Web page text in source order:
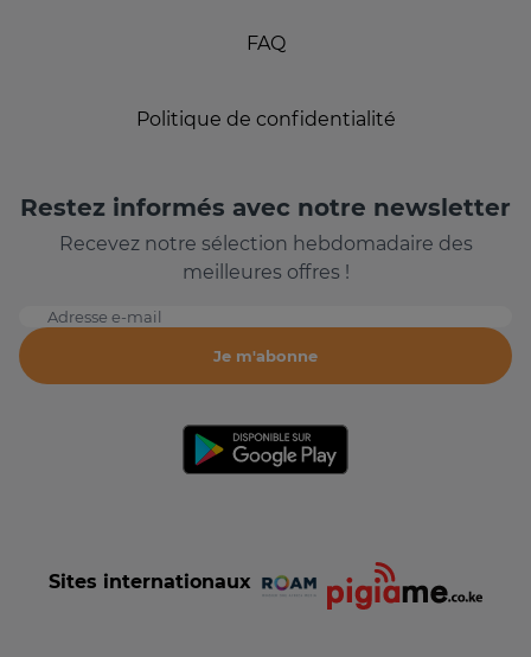
FAQ
Politique de confidentialité
Restez informés avec notre newsletter
Recevez notre sélection hebdomadaire des
meilleures offres !
Adresse e-mail
Je m'abonne
Sites internationaux